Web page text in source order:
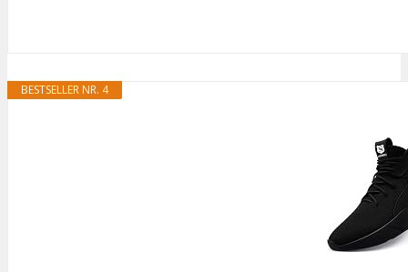
BESTSELLER NR. 4